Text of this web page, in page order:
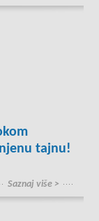
tajnu!
Saznaj više >